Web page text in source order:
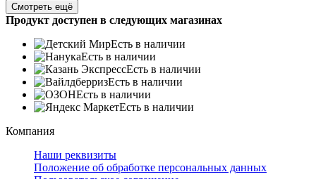
Смотреть ещё
Продукт доступен в следующих магазинах
Есть в наличии
Есть в наличии
Есть в наличии
Есть в наличии
Есть в наличии
Есть в наличии
Компания
Наши реквизиты
Положение об обработке персональных данных